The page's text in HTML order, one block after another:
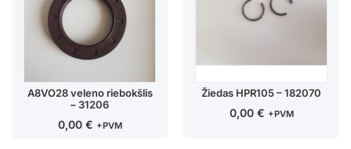
A8VO28 veleno riebokšlis
– 31206
0,00 € +PVM
Žiedas HPR105 – 182070
0,00 € +PVM